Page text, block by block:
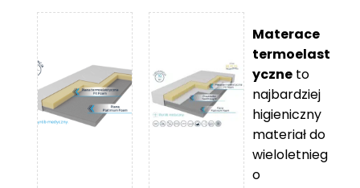
od
do
8
865 zł
Materace
termoelast
yczne to
najbardziej
higieniczny
materiał do
wieloletnieg
o